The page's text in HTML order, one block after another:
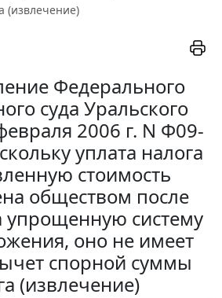
(извлечение)
Федерального
суда Уральского
2006 г. N Ф09-
уплата налога
стоимость
обществом после
упрощенную систему
оно не имеет
спорной суммы
(извлечение)